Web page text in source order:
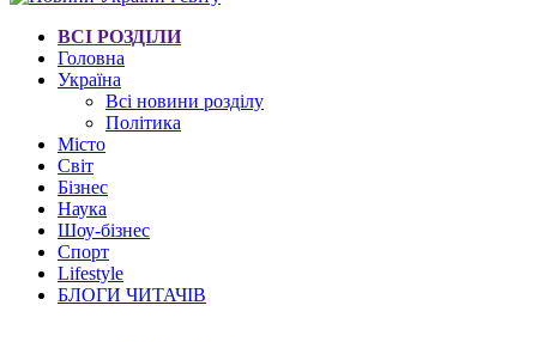
ВСІ РОЗДІЛИ
Головна
Україна
Всі новини розділу
Політика
Місто
Світ
Бізнес
Наука
Шоу-бізнес
Спорт
Lifestyle
БЛОГИ ЧИТАЧІВ